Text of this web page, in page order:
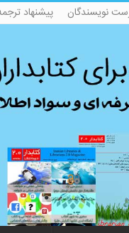
نویسندگان پیشنهاد